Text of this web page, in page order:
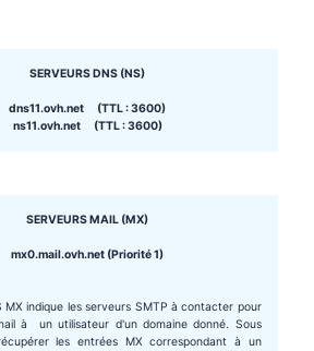
SERVEURS DNS (NS)
dns11.ovh.net (TTL : 3600)
ns11.ovh.net (TTL : 3600)
SERVEURS MAIL (MX)
mx0.mail.ovh.net (Priorité 1)
MX indique les serveurs SMTP à contacter pour
à un utilisateur d'un domaine donné. Sous
les entrées MX correspondant à un